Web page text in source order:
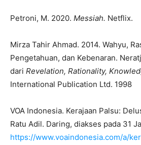
Petroni, M. 2020. Messiah. Netflix.
Mirza Tahir Ahmad. 2014. Wahyu,
Pengetahuan, dan Kebenaran.
dari Revelation, Rationality,
International Publication Ltd. 1998
VOA Indonesia. Kerajaan Palsu:
Ratu Adil. Daring, diakses pada 31
https://www.voaindonesia.com/a/